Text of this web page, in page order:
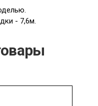
- 7,6м.